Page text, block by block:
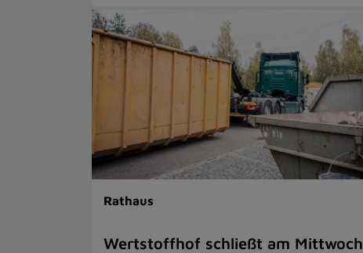
Rathaus
Wertstoffhof schließt am Mittwoch